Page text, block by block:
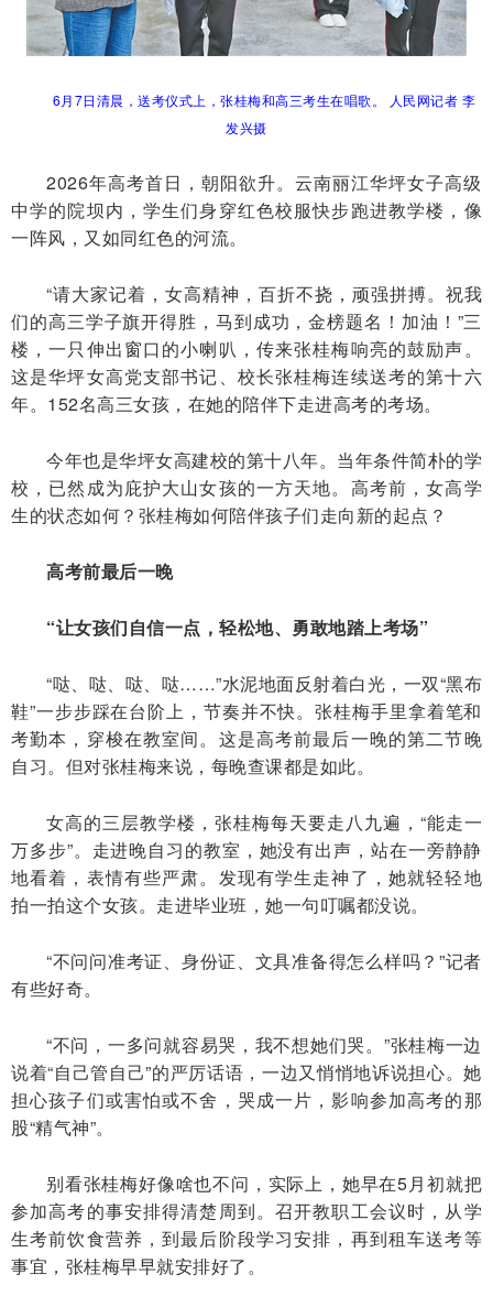
6月7日清晨，送考仪式上，张桂梅和高三考生在唱歌。
人民网记者 李
发兴摄
2026年高考首日，朝阳欲升。云南丽江华坪女子高级
中学的院坝内，学生们身穿红色校服快步跑进教学楼，像
一阵风，又如同红色的河流。
“请大家记着，女高精神，百折不挠，顽强拼搏。祝我
们的高三学子旗开得胜，马到成功，金榜题名！加油！”三
楼，一只伸出窗口的小喇叭，传来张桂梅响亮的鼓励声。
这是华坪女高党支部书记、校长张桂梅连续送考的第十六
年。152名高三女孩，在她的陪伴下走进高考的考场。
今年也是华坪女高建校的第十八年。当年条件简朴的学
校，已然成为庇护大山女孩的一方天地。高考前，女高学
生的状态如何？张桂梅如何陪伴孩子们走向新的起点？
高考前最后一晚
“让女孩们自信一点，轻松地、勇敢地踏上考场”
“哒、哒、哒、哒……”水泥地面反射着白光，一双“黑布
鞋”一步步踩在台阶上，节奏并不快。张桂梅手里拿着笔和
考勤本，穿梭在教室间。这是高考前最后一晚的第二节晚
自习。但对张桂梅来说，每晚查课都是如此。
女高的三层教学楼，张桂梅每天要走八九遍，“能走一
万多步”。走进晚自习的教室，她没有出声，站在一旁静静
地看着，表情有些严肃。发现有学生走神了，她就轻轻地
拍一拍这个女孩。走进毕业班，她一句叮嘱都没说。
“不问问准考证、身份证、文具准备得怎么样吗？”记者
有些好奇。
“不问，一多问就容易哭，我不想她们哭。”张桂梅一边
说着“自己管自己”的严厉话语，一边又悄悄地诉说担心。她
担心孩子们或害怕或不舍，哭成一片，影响参加高考的那
股“精气神”。
别看张桂梅好像啥也不问，实际上，她早在5月初就把
参加高考的事安排得清楚周到。召开教职工会议时，从学
生考前饮食营养，到最后阶段学习安排，再到租车送考等
事宜，张桂梅早早就安排好了。